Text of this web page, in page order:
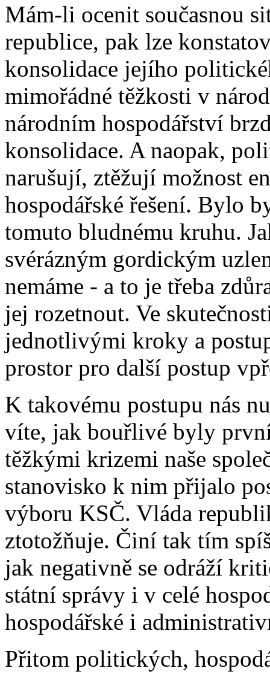
Mám-li ocenit současnou
republice, pak lze
konsolidace jejího
mimořádné těžkosti v
národním hospodářství
konsolidace. A naopak,
narušují, ztěžují možnost
hospodářské řešení. Bylo
tomuto bludnému kruhu.
svérázným gordickým
nemáme - a to je třeba
jej rozetnout. Ve
jednotlivými kroky a
prostor pro další postup
K takovému postupu nás
víte, jak bouřlivé byly
těžkými krizemi naše
stanovisko k nim přijalo
výboru KSČ. Vláda
ztotožňuje. Činí tak tím
jak negativně se odráží
státní správy i v celé
hospodářské i
Přitom politických,